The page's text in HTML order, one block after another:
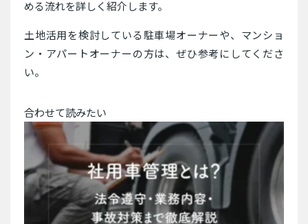
める流れを詳しく紹介します。
土地活用を検討している駐車場オーナーや、マンショ
ン・アパートオーナーの方は、ぜひ参考にしてくださ
い。
合わせて読みたい